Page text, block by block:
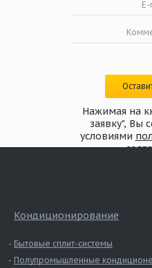
Нажимая на
заявку", Вы
условиями
Кондиционирование
Бытовые сплит-системы
Полупромышленные